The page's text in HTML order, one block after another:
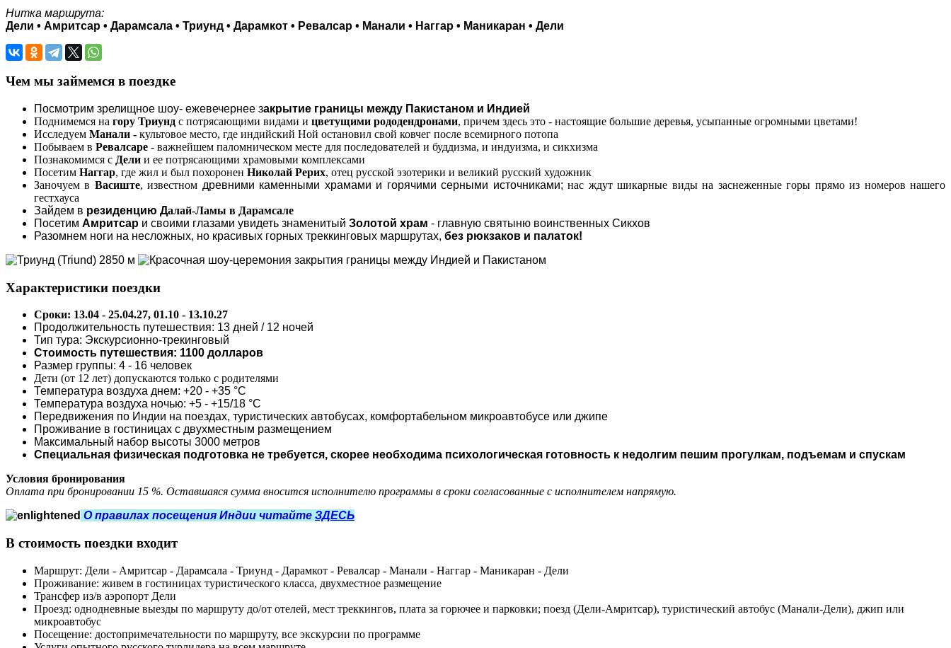
Нитка маршрута:
Дели • Амритсар • Дарамсала • Триунд • Дарамкот • Ревалсар • Манали • Наггар • Маникаран • Дели
Чем мы займемся в поездке
Посмотрим зрелищное шоу- ежевечернее закрытие границы между Пакистаном и Индией
Поднимемся на гору Триунд с потрясающими видами и цветущими рододендронами, причем здесь это - настоящие большие деревья, усыпанные огромными цветами!
Исследуем Манали - культовое место, где индийский Ной остановил свой ковчег после всемирного потопа
Побываем в Ревалсаре - важнейшем паломническом месте для последователей и буддизма, и индуизма, и сикхизма
Познакомимся с Дели и ее потрясающими храмовыми комплексами
Посетим Наггар, где жил и был похоронен Николай Рерих, отец русской эзотерики и великий русский художник
Заночуем в Васиште, известном древними каменными храмами и горячими серными источниками;нас ждут шикарные виды на заснеженные горы прямо из номеров нашего
гестхауса
Зайдем в резиденцию Далай-Ламы в Дарамсале
Посетим Амритсар и своими глазами увидеть знаменитый Золотой храм - главную святыню воинственных Сикхов
Разомнем ноги на несложных, но красивых горных треккинговых маршрутах, без рюкзаков и палаток!
Характеристики поездки
Сроки: 13.04 - 25.04.27, 01.10 - 13.10.27
Продолжительность путешествия: 13 дней / 12 ночей
Тип тура: Экскурсионно-трекинговый
Стоимость путешествия: 1100 долларов
Размер группы: 4 - 16 человек
Дети (от 12 лет) допускаются только с родителями
Температура воздуха днем: +20 - +35 °С
Температура воздуха ночью: +5 - +15/18 °С
Передвижения по Индии на поездах, туристических автобусах, комфортабельном микроавтобусе или джипе
Проживание в гостиницах с двухместным размещением
Максимальный набор высоты 3000 метров
Специальная физическая подготовка не требуется, скорее необходима психологическая готовность к недолгим пешим прогулкам, подъемам и спускам
Условия бронирования
Оплата при бронировании 15 %. Оставшаяся сумма вносится исполнителю программы в сроки согласованные с исполнителем напрямую.
О правилах посещения Индии читайте ЗДЕСЬ
В стоимость поездки входит
Маршрут: Дели - Амритсар - Дарамсала - Триунд - Дарамкот - Ревалсар - Манали - Наггар - Маникаран - Дели
Проживание: живем в гостиницах туристического класса, двухместное размещение
Трансфер из/в аэропорт Дели
Проезд: однодневные выезды по маршруту до/от отелей, мест треккингов, плата за горючее и парковки; поезд (Дели-Амритсар), туристический автобус (Манали-Дели), джип или
микроавтобус
Посещение: достопримечательности по маршруту, все экскурсии по программе